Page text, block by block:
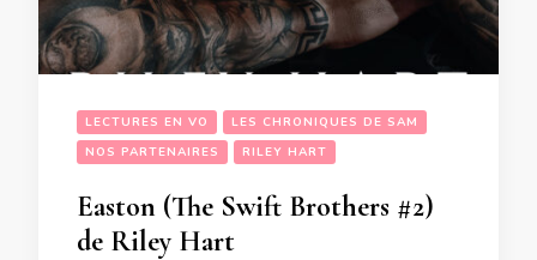
LECTURES EN VO
LES CHRONIQUES DE SAM
NOS PARTENAIRES
RILEY HART
Easton (The Swift Brothers #2)
de Riley Hart